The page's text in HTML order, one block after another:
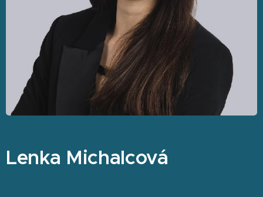
Lenka Michalcová